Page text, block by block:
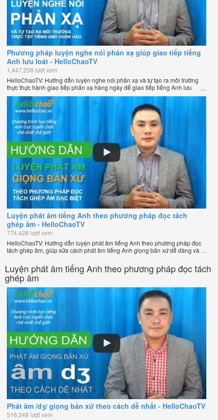
Phương pháp luyện nghe nói phản xạ giúp giao tiếp tiếng
Anh lưu loát - HelloChaoTV
1,447,258 lượt xem
HelloChaoTV: Hướng dẫn luyện nghe nói phản xạ và tự tạo ra môi trường
thực thực hành giao tiếp phản xạ hàng ngày để giao tiếp tiếng Anh lưu
loát như người bản xứ của thầy Phạm Việt Thắng - đồng sáng lập
HelloChao.vn - Chương trình dạy tiếng Anh trực tuyến chặt chẽ nhất thế
giới.
Luyện phát âm tiếng Anh theo phương pháp đọc tách
ghép âm - HelloChaoTV
774,428 lượt xem
HelloChaoTV: Hướng dẫn luyện phát âm tiếng Anh theo phương pháp đọc
tách ghép âm, giúp sửa cách phát âm tiếng Anh giọng bản xứ dễ dàng và
Chương trình dạy tiếng Anh trực tuyến chặt chẽ nhất thế giới!
Luyện phát âm tiếng Anh theo phương pháp đọc tách
ghép âm
Phát âm /dʒ/ giọng bản xứ theo cách dễ nhất - HelloChaoTV
516,348 lượt xem